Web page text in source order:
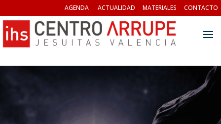
AGENDA ACTUALIDAD MATERIALES CONTACTO